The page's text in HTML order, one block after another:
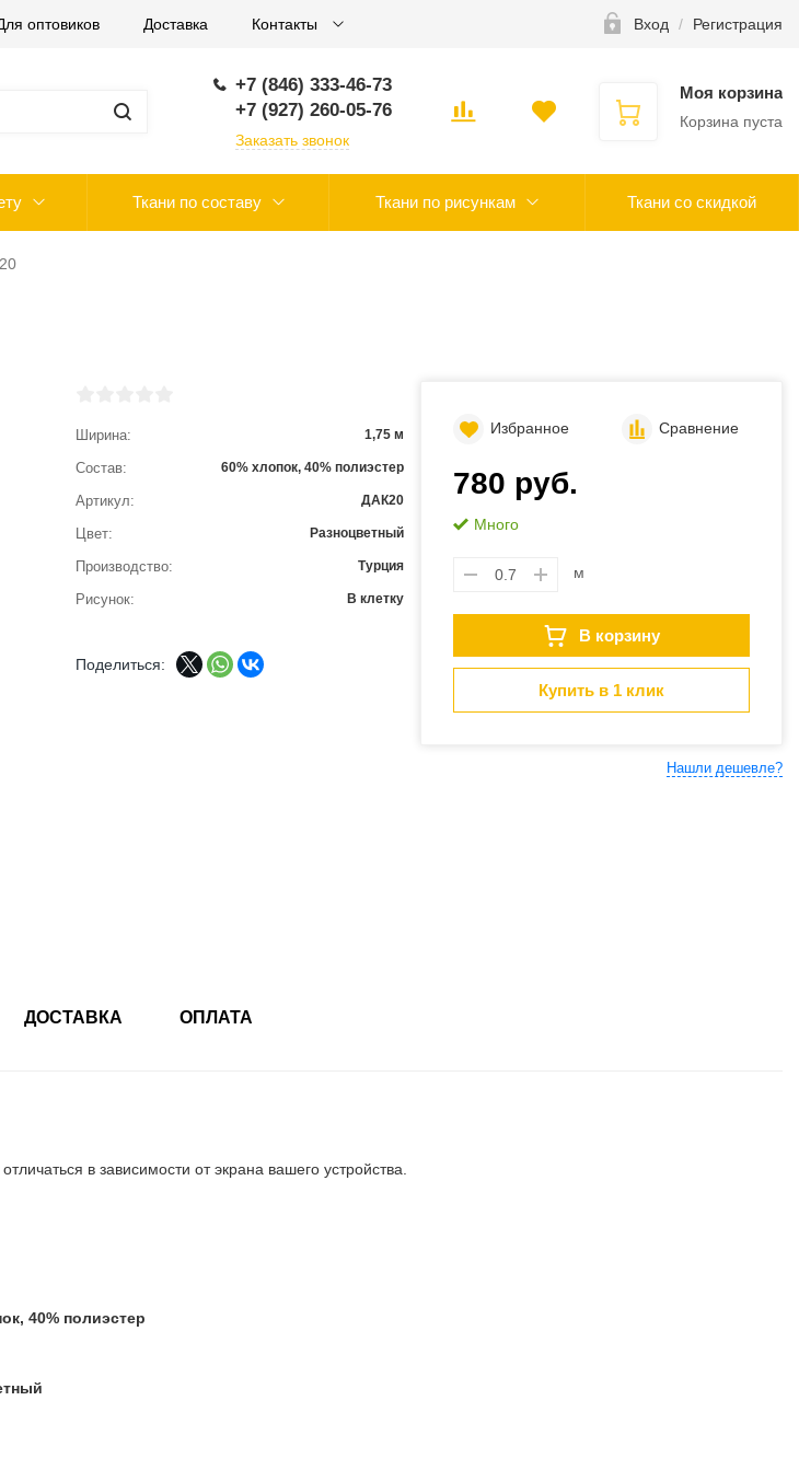
оптовиков Доставка Контакты Вход / Регистрация
+7 (846) 333-46-73
+7 (927) 260-05-76
Заказать звонок
Моя корзина
Корзина пуста
Ткани по составу Ткани по рисункам Ткани со скидкой
Ширина
1,75 м
Состав 60% хлопок, 40% полиэстер
Артикул ДАК20
Цвет Разноцветный
Производство Турция
Рисунок В клетку
Поделиться:
Избранное Сравнение
780 руб.
Много
м
В корзину
Купить в 1 клик
Нашли дешевле?
ДОСТАВКА ОПЛАТА
в зависимости от экрана вашего устройства.
40% полиэстер